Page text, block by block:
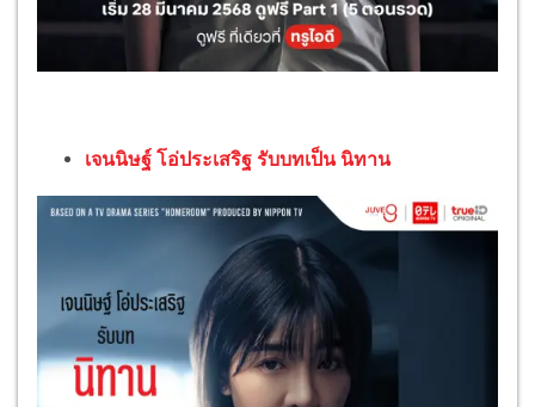
เจนนิษฐ์ โอ่ประเสริฐ รับบทเป็น นิทาน